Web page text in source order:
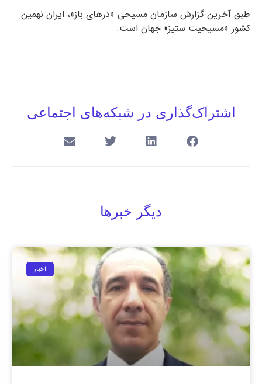
طبق آخرین گزارش سازمان مسیحی «درهای باز»، ایران نهمین
کشور «مسیحیت ستیز» جهان است.
اشتراک‌گذاری در شبکه‌های اجتماعی
دیگر خبرها
اخبار